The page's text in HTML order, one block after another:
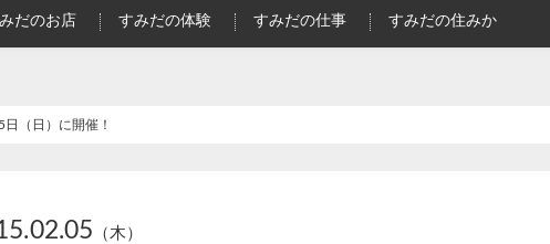
だのお店 すみだの体験 すみだの仕事 すみだの住みか
（日）に開催！
（木）